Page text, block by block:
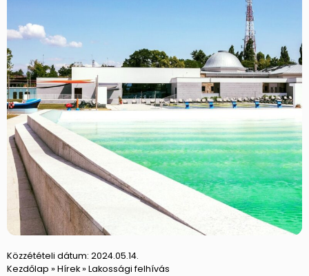
Közzétételi dátum: 2024.05.14.
Kezdőlap » Hírek» Lakossági felhívás